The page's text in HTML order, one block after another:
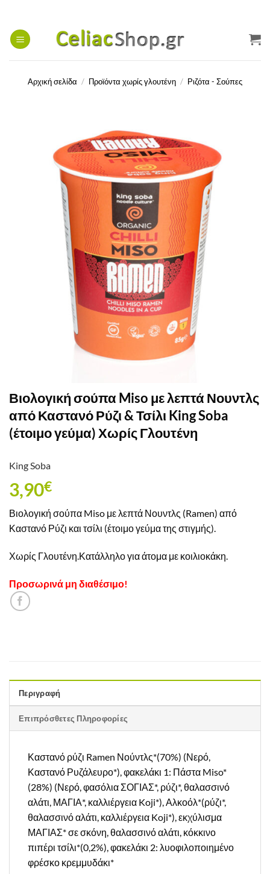
περιεχόμενο
Αρχική σελίδα / Προϊόντα χωρίς γλουτένη / Ριζότα - Σούπες
Βιολογική σούπα Miso με λεπτά Νουντλς
από Καστανό Ρύζι & Τσίλι King Soba
(έτοιμο γεύμα) Χωρίς Γλουτένη
King Soba
3,90€
Βιολογική σούπα Miso με λεπτά Νουντλς (Ramen) από
Καστανό Ρύζι και τσίλι (έτοιμο γεύμα της στιγμής).
Χωρίς Γλουτένη.Κατάλληλο για άτομα με κοιλιοκάκη.
Προσωρινά μη διαθέσιμο!
Περιγραφή
Επιπρόσθετες Πληροφορίες
Καστανό ρύζι Ramen Νούντλς*(70%) (Νερό,
Καστανό Ρυζάλευρο*), φακελάκι 1: Πάστα Miso*
(28%) (Νερό, φασόλια ΣΟΓΙΑΣ*, ρύζι*, θαλασσινό
αλάτι, ΜΑΓΙΑ*, καλλιέργεια Koji*), Αλκοόλ*(ρύζι*,
θαλασσινό αλάτι, καλλιέργεια Koji*), εκχύλισμα
ΜΑΓΙΑΣ* σε σκόνη, θαλασσινό αλάτι, κόκκινο
πιπέρι τσίλι*(0,2%), φακελάκι 2: λυοφιλοποιημένο
φρέσκο κρεμμυδάκι*